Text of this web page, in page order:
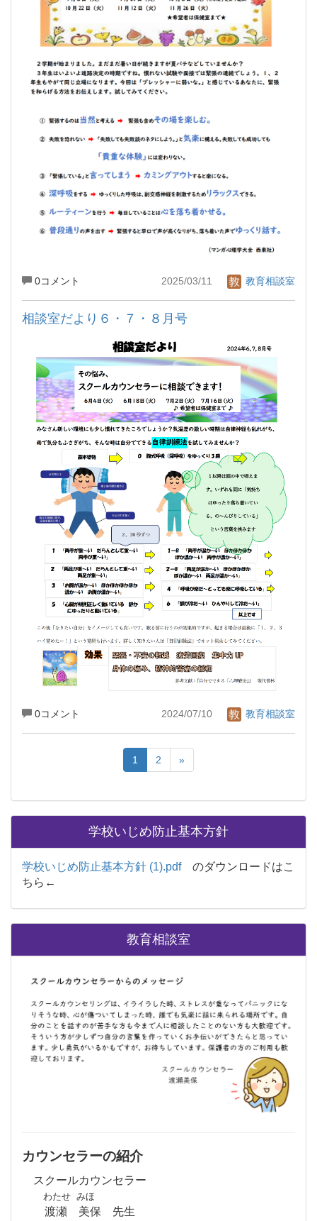
0コメント 2025/03/11 教育相談室
相談室だより６・７・８月号
0コメント 2024/07/10 教育相談室
1 2 »
学校いじめ防止基本方針
学校いじめ防止基本方針 (1).pdfのダウンロードはこ
ちら←
教育相談室
カウンセラーの紹介
スクールカウンセラー
わたせ みほ
渡瀬 美保 先生